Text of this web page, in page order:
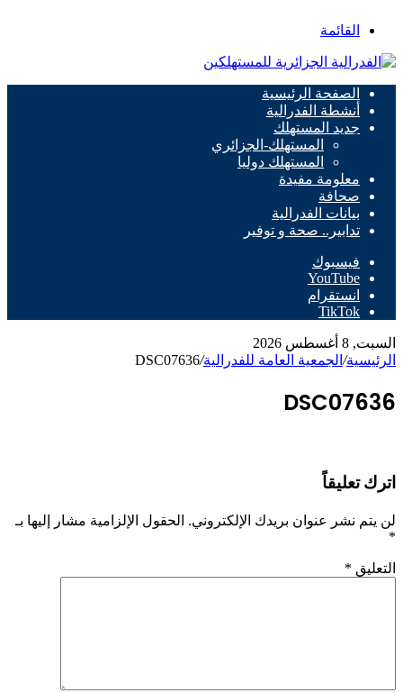
القائمة
الصفحة الرئيسية
أنشطة الفدرالية
جديد المستهلك
المستهلك-الجزائري
المستهلك دوليا
معلومة مفيدة
صحافة
بيانات الفدرالية
تدابير.. صحة و توفير
فيسبوك
‫YouTube
انستقرام
‫TikTok
السبت, 8 أغسطس 2026
الرئيسية/ الجمعية العامة للفدرالية/
DSC07636
DSC07636
اترك تعليقاً
لن يتم نشر عنوان بريدك الإلكتروني. الحقول الإلزامية مشار إليها بـ
*
التعليق *